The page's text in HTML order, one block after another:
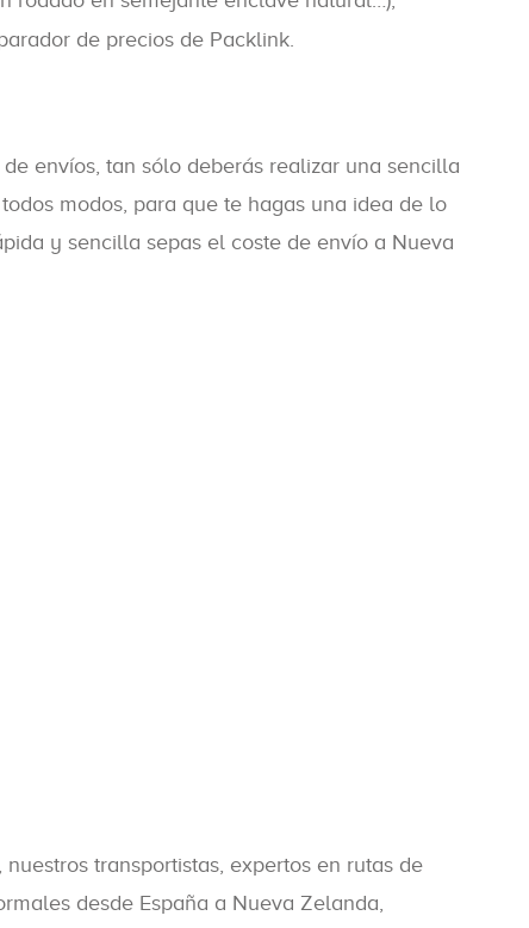
de precios de Packlink.
envíos, tan sólo deberás realizar una sencilla
modos, para que te hagas una idea de lo
y sencilla sepas el coste de envío a Nueva
transportistas, expertos en rutas de
desde España a Nueva Zelanda,